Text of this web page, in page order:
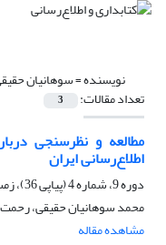
نویسنده =سوهانیان
تعداد مقالات: 3
مطالعه و نظرسنجی
اطلاع‌رسانی ایران
دوره 9، شماره 4 (پیاپی 36)، زمستان 1385، صفحه
محمد سوهانیان حقیقی، رحمت
مشاهده مقاله